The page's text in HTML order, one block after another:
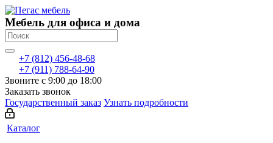
Мебель для офиса и дома
+7 (812) 456-48-68
+7 (911) 788-64-90
Звоните с 9:00 до 18:00
Заказать звонок
Государственный заказ Узнать подробности
Каталог